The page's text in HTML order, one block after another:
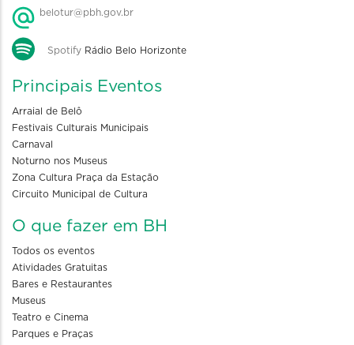
belotur@pbh.gov.br
Spotify Rádio Belo Horizonte
Principais Eventos
Arraial de Belô
Festivais Culturais Municipais
Carnaval
Noturno nos Museus
Zona Cultura Praça da Estação
Circuito Municipal de Cultura
O que fazer em BH
Todos os eventos
Atividades Gratuitas
Bares e Restaurantes
Museus
Teatro e Cinema
Parques e Praças